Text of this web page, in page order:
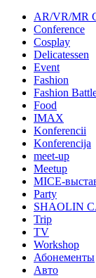
AR/VR/MR
Conference
Cosplay
Delicatessen
Event
Fashion
Fashion
Food
IMAX
Konferencii
Konferencija
meet-up
Meetup
MICE-
Party
SHAOLIN
Trip
TV
Workshop
Абонементы
Авто